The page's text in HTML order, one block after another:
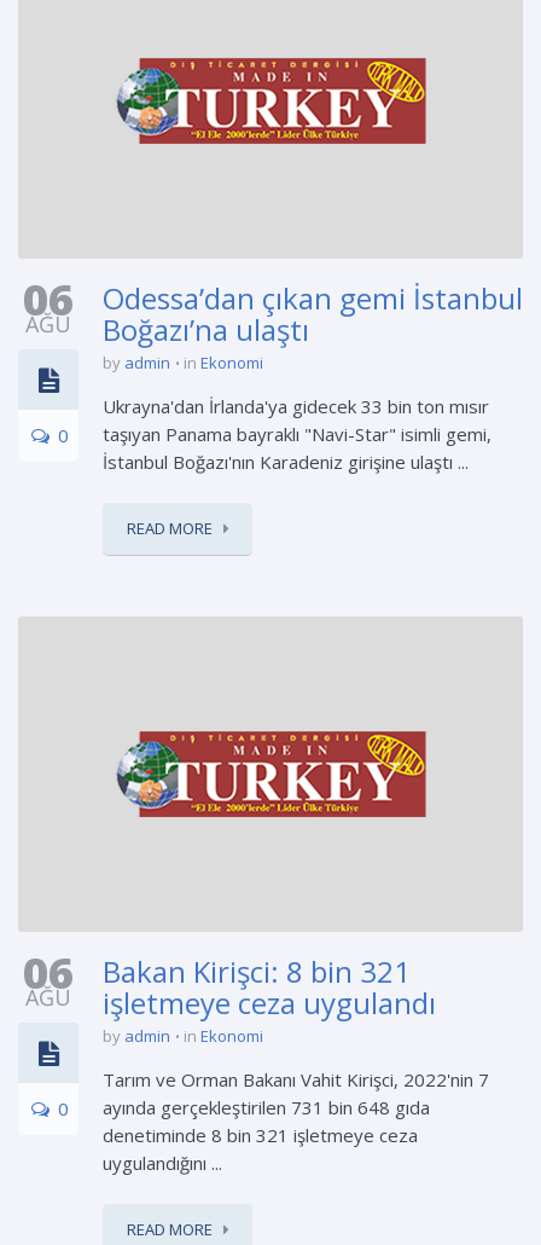
06
AĞU
0
Odessa’dan çıkan gemi İstanbul
Boğazı’na ulaştı
by admin in Ekonomi
Ukrayna'dan İrlanda'ya gidecek 33 bin ton mısır
taşıyan Panama bayraklı "Navi-Star" isimli gemi,
İstanbul Boğazı'nın Karadeniz girişine ulaştı ...
READ MORE
06
AĞU
0
Bakan Kirişci: 8 bin 321
işletmeye ceza uygulandı
by admin in Ekonomi
Tarım ve Orman Bakanı Vahit Kirişci, 2022'nin 7
ayında gerçekleştirilen 731 bin 648 gıda
denetiminde 8 bin 321 işletmeye ceza
uygulandığını ...
READ MORE